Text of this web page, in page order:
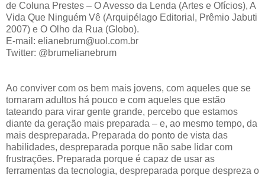
de Coluna Prestes – O Avesso da Lenda (Artes e Ofícios), A
Vida Que Ninguém Vê (Arquipélago Editorial, Prêmio Jabuti
2007) e O Olho da Rua (Globo).
E-mail: elianebrum@uol.com.br
Twitter: @brumelianebrum
Ao conviver com os bem mais jovens, com aqueles que se
tornaram adultos há pouco e com aqueles que estão
tateando para virar gente grande, percebo que estamos
diante da geração mais preparada – e, ao mesmo tempo, da
mais despreparada. Preparada do ponto de vista das
habilidades, despreparada porque não sabe lidar com
frustrações. Preparada porque é capaz de usar as
ferramentas da tecnologia, despreparada porque despreza o